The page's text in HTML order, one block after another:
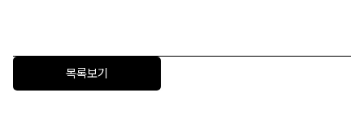
목록보기